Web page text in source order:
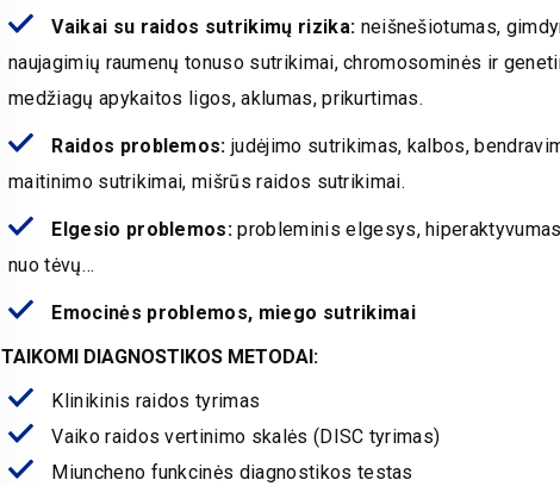
Vaikai su raidos sutrikimų rizika: neišnešiotumas,
naujagimių raumenų tonuso sutrikimai, chromosominės ir
medžiagų apykaitos ligos, aklumas, prikurtimas.
Raidos problemos: judėjimo sutrikimas, kalbos,
maitinimo sutrikimai, mišrūs raidos sutrikimai.
Elgesio problemos: probleminis elgesys,
nuo tėvų…
Emocinės problemos, miego sutrikimai
TAIKOMI DIAGNOSTIKOS METODAI:
Klinikinis raidos tyrimas
Vaiko raidos vertinimo skalės (DISC tyrimas)
Miuncheno funkcinės diagnostikos testas